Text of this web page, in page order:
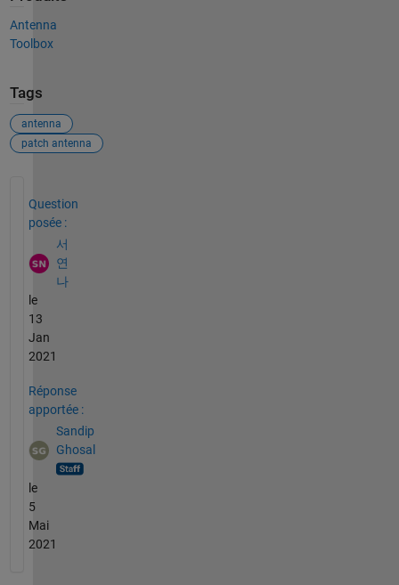
Antenna
Toolbox
Tags
antenna
patch antenna
Question
posée :
서
연
나
le
13
Jan
2021
Réponse
apportée :
Sandip
Ghosal
le
5
Mai
2021